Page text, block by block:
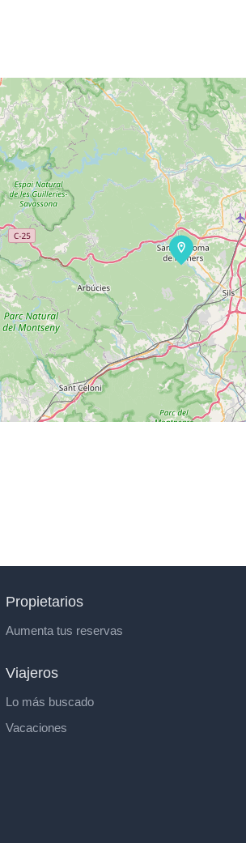
Propietarios
Aumenta tus reservas
Viajeros
Lo más buscado
Vacaciones